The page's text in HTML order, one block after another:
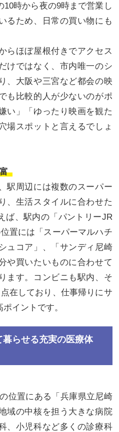
時から夜の9時まで営業し
るため、日常の買い物にも
らほぼ屋根付きでアクセス
けではなく、市内唯一のシ
、大阪や三宮など都会の映
も比較的人が少ないのがポ
い」「ゆったり映画を観た
場スポットと言えるでしょ
駅周辺には複数のスーパー
、生活スタイルに合わせた
ば、駅内の「パントリーJR
置には「スーパーマルハチ
ュコア」、「サンディ尼崎
や買いたいものに合わせて
ます。コンビニも駅内、そ
在しており、仕事帰りにサ
イントです。
暮らせる充実の医療体
位置にある「兵庫県立尼崎
域の中核を担う大きな病院
、小児科など多くの診療科